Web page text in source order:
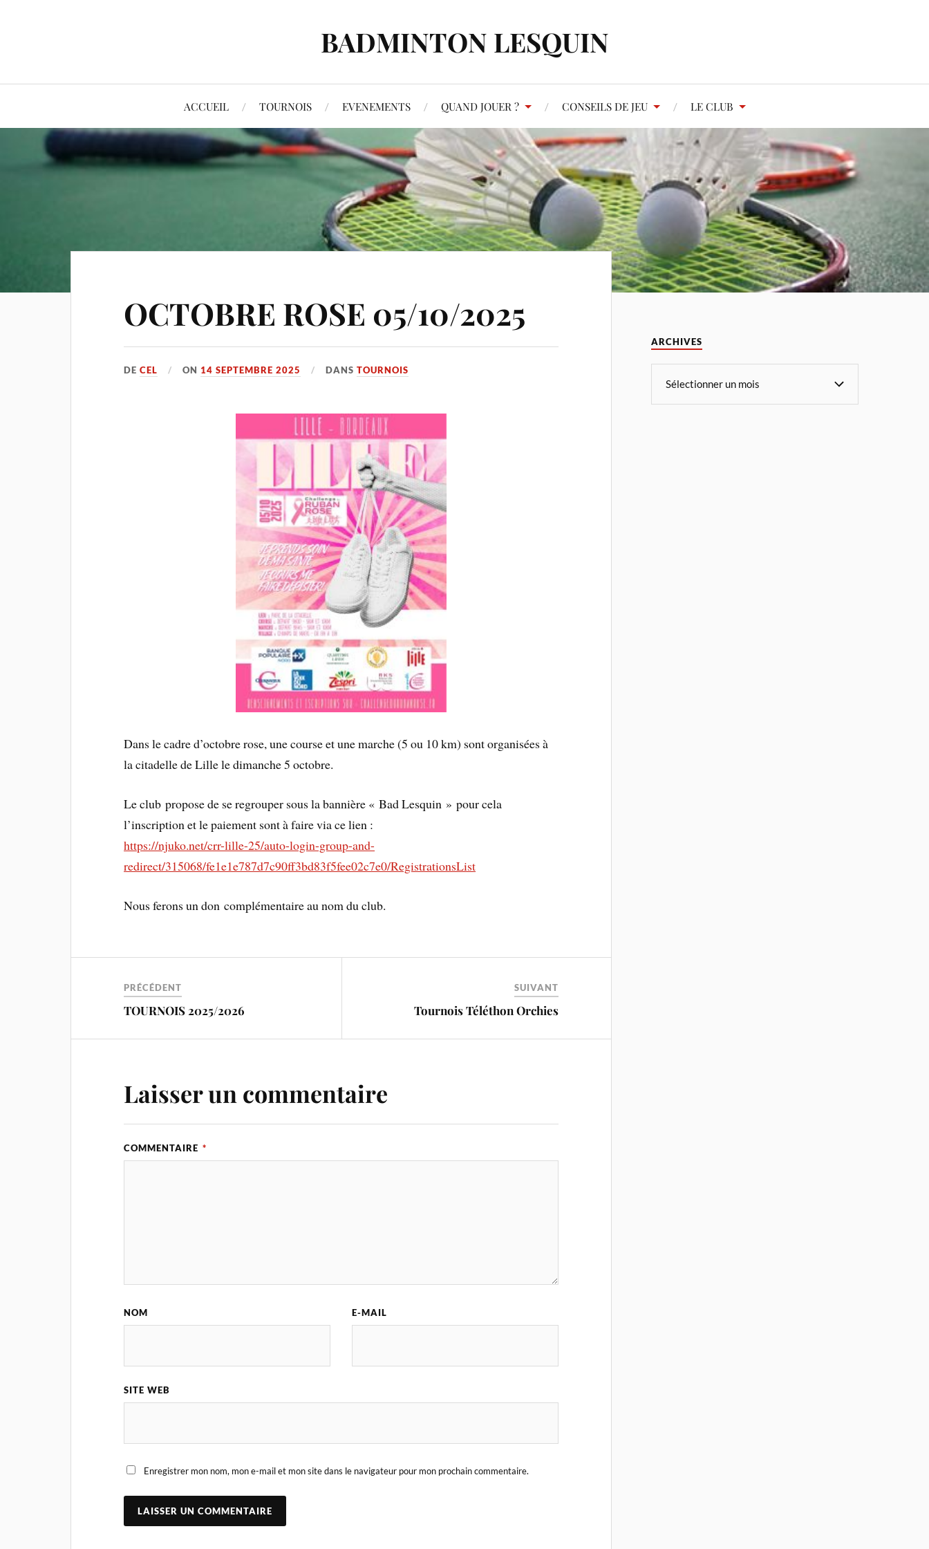
BADMINTON LESQUIN
ACCUEIL TOURNOIS EVENEMENTS QUAND JOUER ? CONSEILS DE JEU LE CLUB
OCTOBRE ROSE 05/10/2025
DECEL ON 14 SEPTEMBRE 2025 DANSTOURNOIS
Dans le cadre d’octobre rose, une course et une marche (5 ou 10 km) sont organisées à
la citadelle de Lille le dimanche 5 octobre.
Le club propose de se regrouper sous la bannière « Bad Lesquin » pour cela
l’inscription et le paiement sont à faire via ce lien :
https://njuko.net/crr-lille-25/auto-login-group-and-
redirect/315068/fe1e1e787d7c90ff3bd83f5fee02c7e0/RegistrationsList
Nous ferons un don complémentaire au nom du club.
PRÉCÉDENT
TOURNOIS 2025/2026
SUIVANT
Tournois Téléthon Orchies
Laisser un commentaire
COMMENTAIRE *
NOM E-MAIL
SITE WEB
Enregistrer mon nom, mon e-mail et mon site dans le navigateur pour mon prochain commentaire.
ARCHIVES